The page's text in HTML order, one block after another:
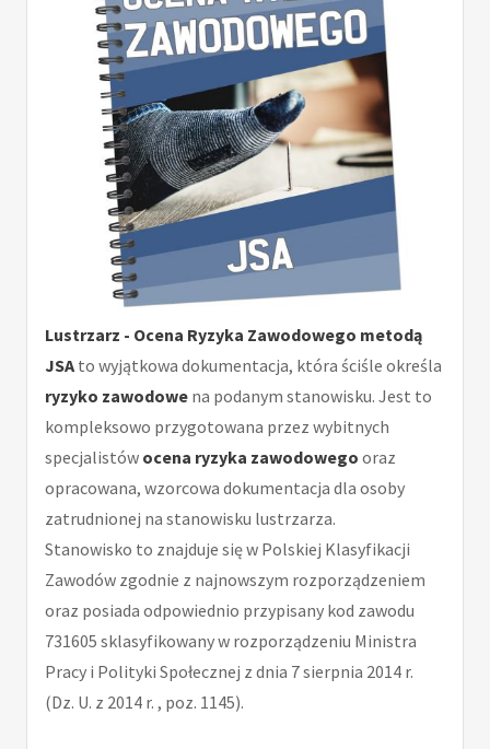
Lustrzarz - Ocena Ryzyka Zawodowego metodą
JSA to wyjątkowa dokumentacja, która ściśle określa
ryzyko zawodowe na podanym stanowisku. Jest to
kompleksowo przygotowana przez wybitnych
specjalistów ocena ryzyka zawodowego oraz
opracowana, wzorcowa dokumentacja dla osoby
zatrudnionej na stanowisku lustrzarza.
Stanowisko to znajduje się w Polskiej Klasyfikacji
Zawodów zgodnie z najnowszym rozporządzeniem
oraz posiada odpowiednio przypisany kod zawodu
731605 sklasyfikowany w rozporządzeniu Ministra
Pracy i Polityki Społecznej z dnia 7 sierpnia 2014 r.
(Dz. U. z 2014 r. , poz. 1145).